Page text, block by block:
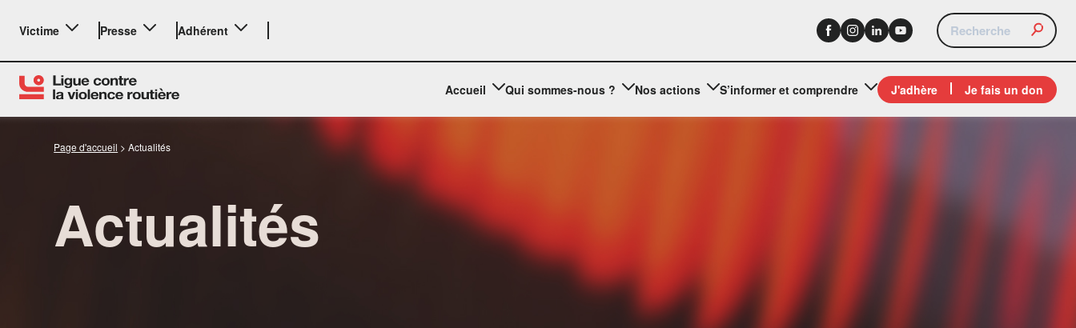
Victime Presse Adhérent
Accueil Qui sommes-nous ? Nos actions S’informer et comprendre J'adhère Je fais un don
Page d'accueil >Actualités
Actualités